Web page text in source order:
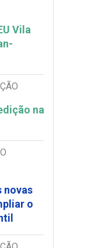
Vila
na
novas
o